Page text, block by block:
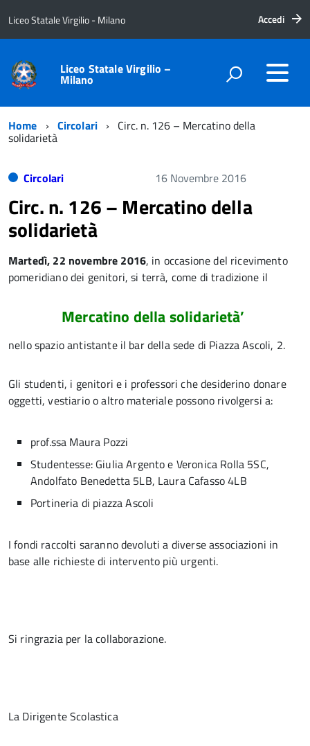
Liceo Statale Virgilio - Milano Accedi
Liceo Statale Virgilio –
Milano
Home Circolari Circ. n. 126 – Mercatino della
solidarietà
Circolari 16 Novembre 2016
Circ. n. 126 – Mercatino della
solidarietà
Martedì, 22 novembre 2016, in occasione del ricevimento
pomeridiano dei genitori, si terrà, come di tradizione il
Mercatino della solidarietà’
nello spazio antistante il bar della sede di Piazza Ascoli, 2.
Gli studenti, i genitori e i professori che desiderino donare
oggetti, vestiario o altro materiale possono rivolgersi a:
prof.ssa Maura Pozzi
Studentesse: Giulia Argento e Veronica Rolla 5SC,
Andolfato Benedetta 5LB, Laura Cafasso 4LB
Portineria di piazza Ascoli
I fondi raccolti saranno devoluti a diverse associazioni in
base alle richieste di intervento più urgenti.
Si ringrazia per la collaborazione.
La Dirigente Scolastica